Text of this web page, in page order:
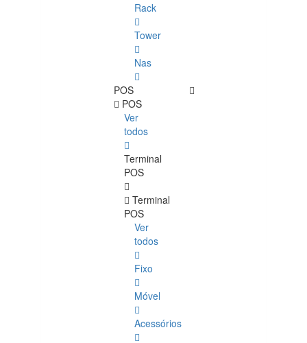
Rack
Tower
Nas
POS
POS
Ver
todos
Terminal
POS
Terminal
POS
Ver
todos
Fixo
Móvel
Acessórios